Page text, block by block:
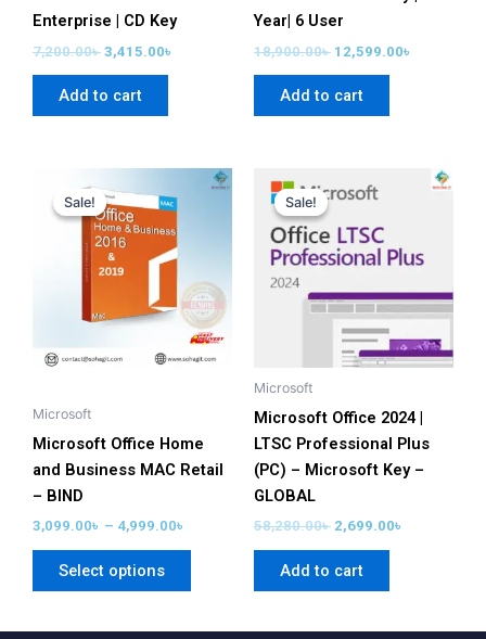
Enterprise | CD Key
7,200.00৳ 3,415.00৳
Add to cart
Year| 6 User
18,900.00৳ 12,599.00৳
Add to cart
Sale!
Sale!
Microsoft
Microsoft Office Home
and Business MAC Retail
– BIND
3,099.00৳ – 4,999.00৳
Price
range:
Select options
product
multiple
variants.
may
chosen
on
the
product
page
Sale!
Sale!
Microsoft
Microsoft Office 2024 |
LTSC Professional Plus
(PC) – Microsoft Key –
GLOBAL
58,280.00৳
price
58,280.00৳ .
2,699.00৳
Current
price
Add to cart